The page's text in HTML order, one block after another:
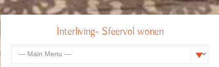
Interliving- Sfeervol wonen